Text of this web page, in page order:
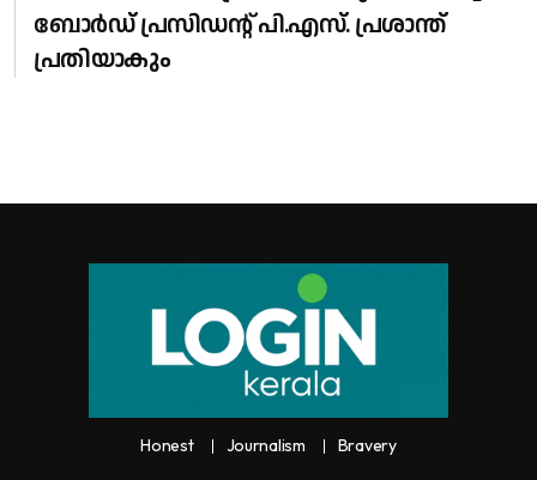
ബോർഡ് പ്രസിഡന്റ് പി.എസ്. പ്രശാന്ത്
പ്രതിയാകും
Honest Journalism Bravery